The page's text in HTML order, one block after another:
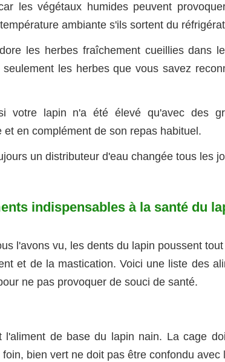
les végétaux humides peuvent
ambiante s'ils sortent du
les herbes fraîchement cueillies dans
seulement les herbes que vous savez
votre lapin n'a été élevé qu'avec des
et en complément de son repas habituel.
un distributeur d'eau changée tous les
indispensables à la santé du
l'avons vu, les dents du lapin poussent
et de la mastication. Voici une liste des
ne pas provoquer de souci de santé.
l'aliment de base du lapin nain. La cage
bien vert ne doit pas être confondu